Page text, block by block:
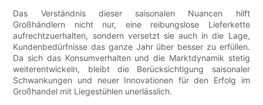
Das Verständnis dieser saisonalen Nuancen hilft
Großhändlern nicht nur, eine reibungslose Lieferkette
aufrechtzuerhalten, sondern versetzt sie auch in die Lage,
Kundenbedürfnisse das ganze Jahr über besser zu erfüllen.
Da sich das Konsumverhalten und die Marktdynamik stetig
weiterentwickeln, bleibt die Berücksichtigung saisonaler
Schwankungen und neuer Innovationen für den Erfolg im
Großhandel mit Liegestühlen unerlässlich.